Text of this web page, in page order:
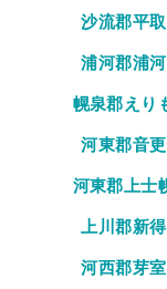
沙流郡平
浦河郡浦
幌泉郡えり
河東郡音
河東郡上士
上川郡新
河西郡芽